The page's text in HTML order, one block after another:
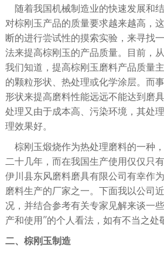
随着我国机械制造业的快速发展和
对棕刚玉产品的质量要求越来越高，
断的进行尝试性的摸索实验，来寻找
法来提高棕刚玉的产品质量。目前，
我们知道，提高棕刚玉磨料产品质量
的颗粒形状、热处理或化学涂层。而
形状来提高磨料性能远远不能达到磨
处理又由于成本高、污染环境，其处
理效果好。
棕刚玉煅烧作为热处理磨料的一种
二十几年，而在我国生产使用仅仅只
伊川县东风磨料磨具有限公司有幸作
磨料生产的厂家之一。下面我以公司
况，并结合参考有关专家见解来谈一
产和使用”的个人看法，如有不当之处
二、棕刚玉制造